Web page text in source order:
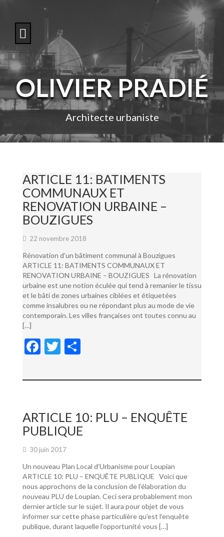
o
c
n
e
OLIVIER PRADIÉ
Architecte urbaniste
ARTICLE 11: BATIMENTS
COMMUNAUX ET
RENOVATION URBAINE –
BOUZIGUES
22 novembre 2018
Rénovation d’un bâtiment communal à Bouzigues
ARTICLE 11: BATIMENTS COMMUNAUX ET
RENOVATION URBAINE – BOUZIGUES La rénovation
urbaine est une notion éculée qui tend à remanier le tissu
et le bâti de zones urbaines ciblées et étiquetées
comme insalubres ou ne répondant plus au mode de vie
contemporain. Les villes françaises ont toutes connu au
[…]
F
e
o
o
k
T
itt ta
er
ARTICLE 10: PLU – ENQUÊTE
PUBLIQUE
30 juin 2017
Un nouveau Plan Local d’Urbanisme pour Loupian
ARTICLE 10: PLU – ENQUÊTE PUBLIQUE Voici que
nous approchons de la conclusion de l’élaboration du
nouveau PLU de Loupian. Ceci sera probablement mon
dernier article sur le sujet. Il aura pour objet de vous
informer sur cette phase particulière qu’est l’enquête
publique, durant laquelle l’opportunité vous […]